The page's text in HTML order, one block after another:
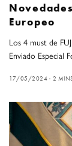
Europeo
Los 4 must de
Enviado Especial
17/05/2024 2